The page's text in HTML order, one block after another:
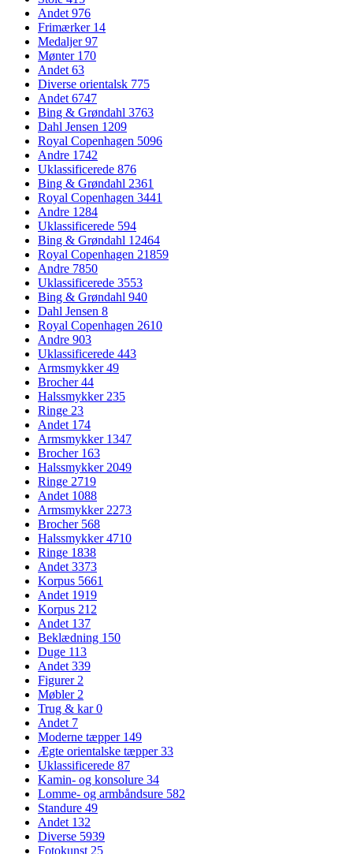
Andet 976
Frimærker 14
Medaljer97
Mønter 170
Andet 63
Diverse orientalsk 775
Andet 6747
Bing & Grøndahl 3763
Dahl Jensen 1209
Royal Copenhagen 5096
Andre 1742
Uklassificerede 876
Bing & Grøndahl 2361
Royal Copenhagen 3441
Andre 1284
Uklassificerede 594
Bing & Grøndahl 12464
Royal Copenhagen 21859
Andre 7850
Uklassificerede 3553
Bing & Grøndahl 940
Dahl Jensen 8
Royal Copenhagen 2610
Andre 903
Uklassificerede 443
Armsmykker49
Brocher44
Halssmykker 235
Ringe 23
Andet 174
Armsmykker 1347
Brocher 163
Halssmykker 2049
Ringe 2719
Andet 1088
Armsmykker 2273
Brocher 568
Halssmykker4710
Ringe 1838
Andet 3373
Korpus 5661
Andet 1919
Korpus 212
Andet 137
Beklædning 150
Duge 113
Andet 339
Figurer 2
Møbler 2
Trug & kar0
Andet 7
Moderne tæpper 149
Ægte orientalske tæpper33
Uklassificerede 87
Kamin- og konsolure 34
Lomme- og armbåndsure 582
Standure 49
Andet 132
Diverse 5939
Fotokunst 25